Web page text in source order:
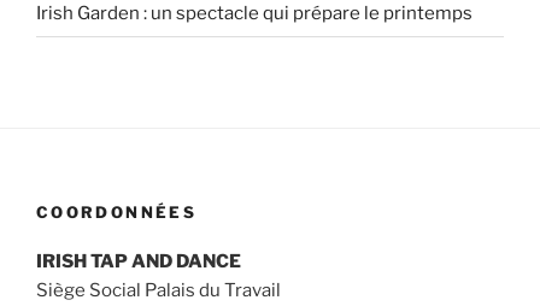
Irish Garden : un spectacle qui prépare le printemps
COORDONNÉES
IRISH TAP AND DANCE
Siège Social Palais du Travail